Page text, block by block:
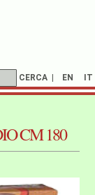
CERCA EN IT
CM 180